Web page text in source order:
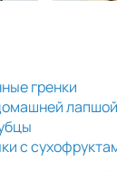
гренки
с